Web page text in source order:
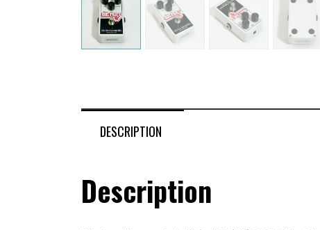
DESCRIPTION
Description